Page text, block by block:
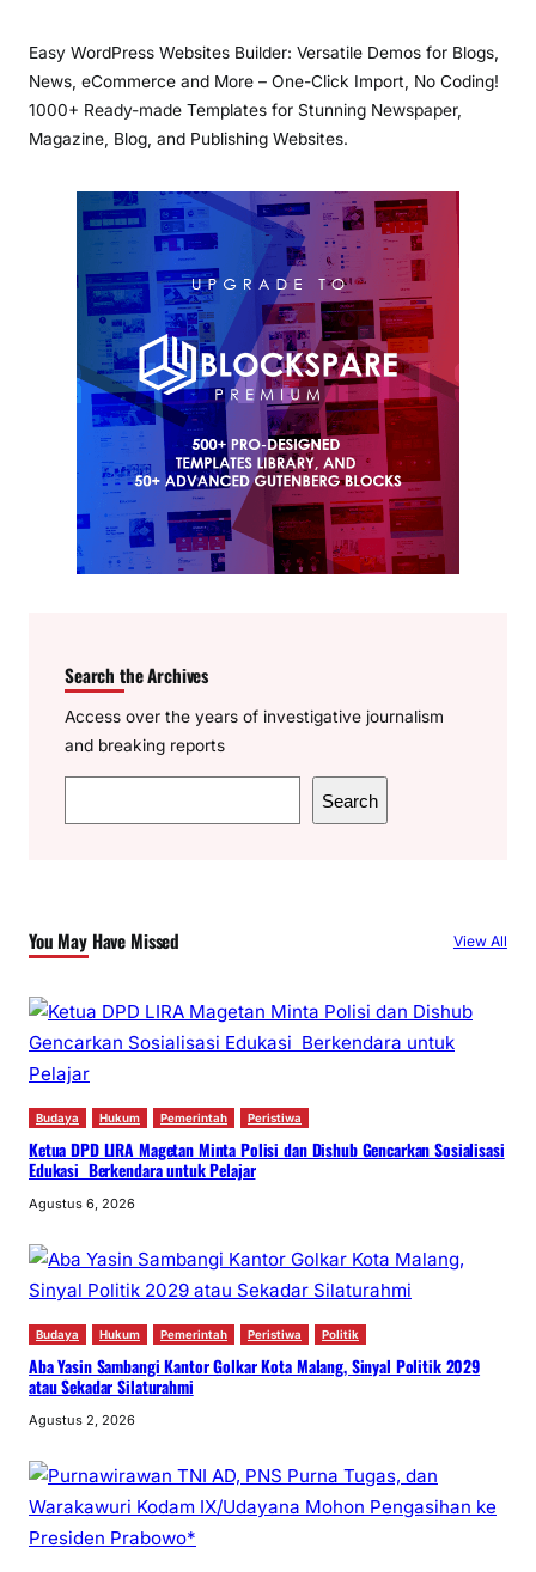
Easy WordPress Websites Builder: Versatile Demos for Blogs,
News, eCommerce and More – One-Click Import, No Coding!
1000+ Ready-made Templates for Stunning Newspaper,
Magazine, Blog, and Publishing Websites.
Search the Archives
Access over the years of investigative journalism
and breaking reports
e
h
Search
You May Have Missed View All
Budaya Hukum Pemerintah Peristiwa
Ketua DPD LIRA Magetan Minta Polisi dan Dishub Gencarkan Sosialisasi
Edukasi Berkendara untuk Pelajar
Agustus 6, 2026
Budaya Hukum Pemerintah Peristiwa Politik
Aba Yasin Sambangi Kantor Golkar Kota Malang, Sinyal Politik 2029
atau Sekadar Silaturahmi
Agustus 2, 2026